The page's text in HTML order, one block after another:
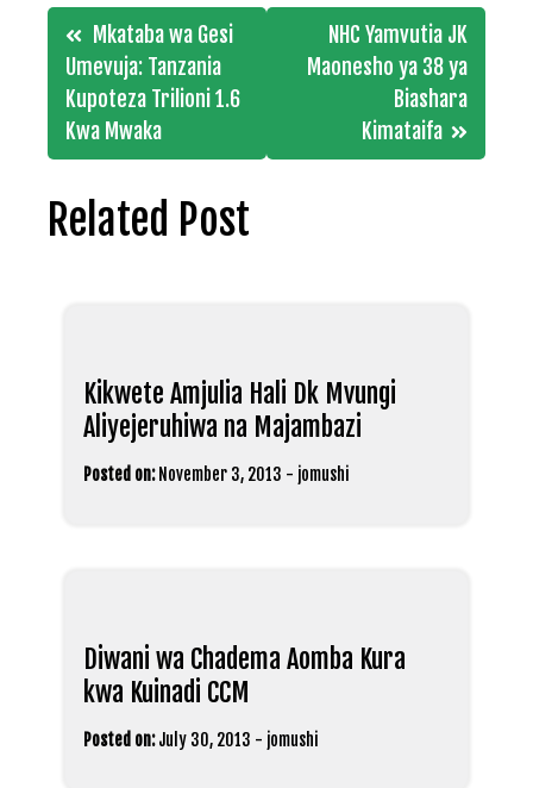
Post
navigation
Mkataba wa Gesi
Umevuja: Tanzania
Kupoteza Trilioni 1.6
Kwa Mwaka
NHC Yamvutia JK
Maonesho ya 38 ya
Biashara
Kimataifa
Related Post
Kikwete Amjulia Hali Dk Mvungi
Aliyejeruhiwa na Majambazi
Posted on: November 3, 2013 - jomushi
Diwani wa Chadema Aomba Kura
kwa Kuinadi CCM
Posted on: July 30, 2013 - jomushi